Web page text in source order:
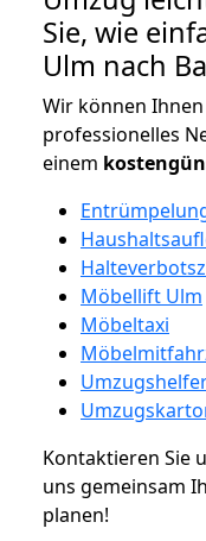
Sie, wie
Ulm nach
Wir können
professionelles
einem
Möbellift Ulm
Möbeltaxi
Kontaktieren Sie
uns gemeinsam
planen!